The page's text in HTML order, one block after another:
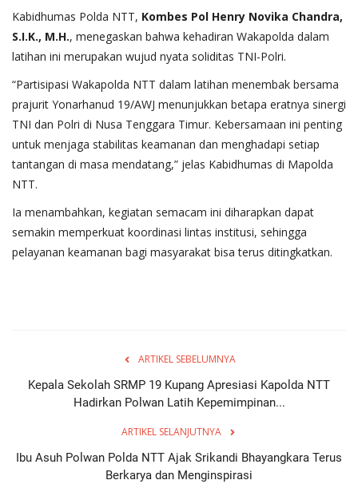
Kabidhumas Polda NTT, Kombes Pol Henry Novika Chandra,
S.I.K., M.H., menegaskan bahwa kehadiran Wakapolda dalam
latihan ini merupakan wujud nyata soliditas TNI-Polri.
“Partisipasi Wakapolda NTT dalam latihan menembak bersama
prajurit Yonarhanud 19/AWJ menunjukkan betapa eratnya sinergi
TNI dan Polri di Nusa Tenggara Timur. Kebersamaan ini penting
untuk menjaga stabilitas keamanan dan menghadapi setiap
tantangan di masa mendatang,” jelas Kabidhumas di Mapolda
NTT.
Ia menambahkan, kegiatan semacam ini diharapkan dapat
semakin memperkuat koordinasi lintas institusi, sehingga
pelayanan keamanan bagi masyarakat bisa terus ditingkatkan.
ARTIKEL SEBELUMNYA
Kepala Sekolah SRMP 19 Kupang Apresiasi Kapolda NTT
Hadirkan Polwan Latih Kepemimpinan...
ARTIKEL SELANJUTNYA
Ibu Asuh Polwan Polda NTT Ajak Srikandi Bhayangkara Terus
Berkarya dan Menginspirasi